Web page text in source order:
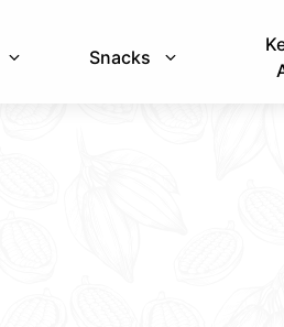
Snacks